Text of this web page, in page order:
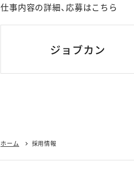
仕事内容の詳細、応募はこちら
ホーム 採用情報